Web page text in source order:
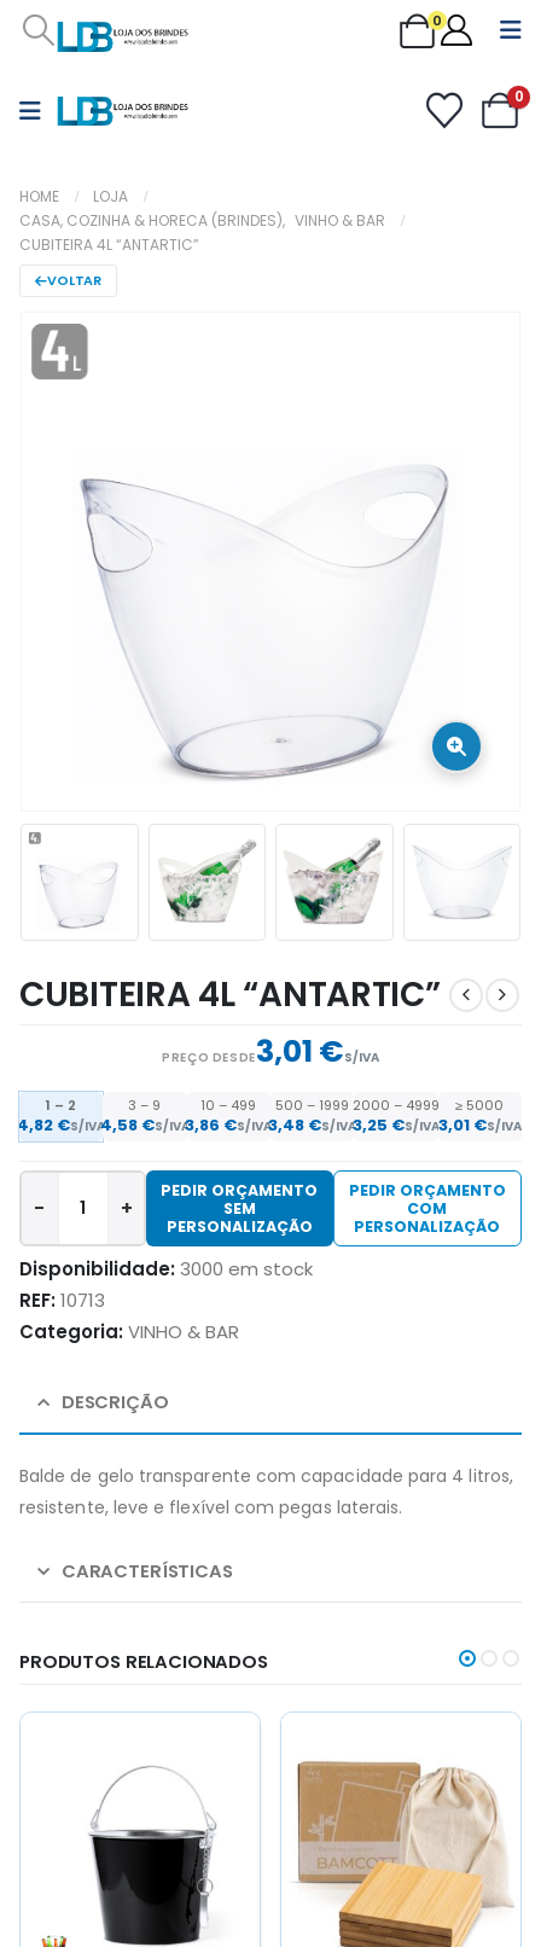
0
0
HOME
LOJA
CASA, COZINHA & HORECA (BRINDES), VINHO & BAR
CUBITEIRA 4L “ANTARTIC”
VOLTAR
CUBITEIRA 4L “ANTARTIC”
PREÇO DESDE3,01 €S/IVA
1 – 2
4,82 €S/IVA
3 – 9
4,58 €S/IVA
10 – 499
3,86 €S/IVA
500 – 1999
3,48 €S/IVA
2000 – 4999
3,25 €S/IVA
≥ 5000
3,01 €S/IVA
- +
PEDIR ORÇAMENTO
SEM
PERSONALIZAÇÃO
PEDIR ORÇAMENTO
COM
PERSONALIZAÇÃO
Disponibilidade: 3000 em stock
REF:10713
Categoria:VINHO & BAR
DESCRIÇÃO
Balde de gelo transparente com capacidade para 4 litros,
resistente, leve e flexível com pegas laterais.
CARACTERÍSTICAS
PRODUTOS RELACIONADOS